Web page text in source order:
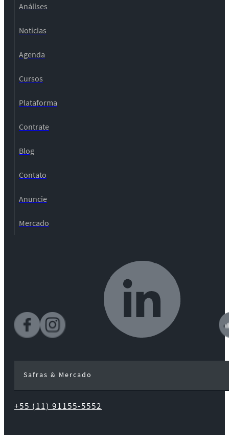
Análises
Notícias
Agenda
Cursos
Plataforma
Contrate
Blog
Contato
Anuncie
Mercado
Safras & Mercado
+55 (11) 91155-5552